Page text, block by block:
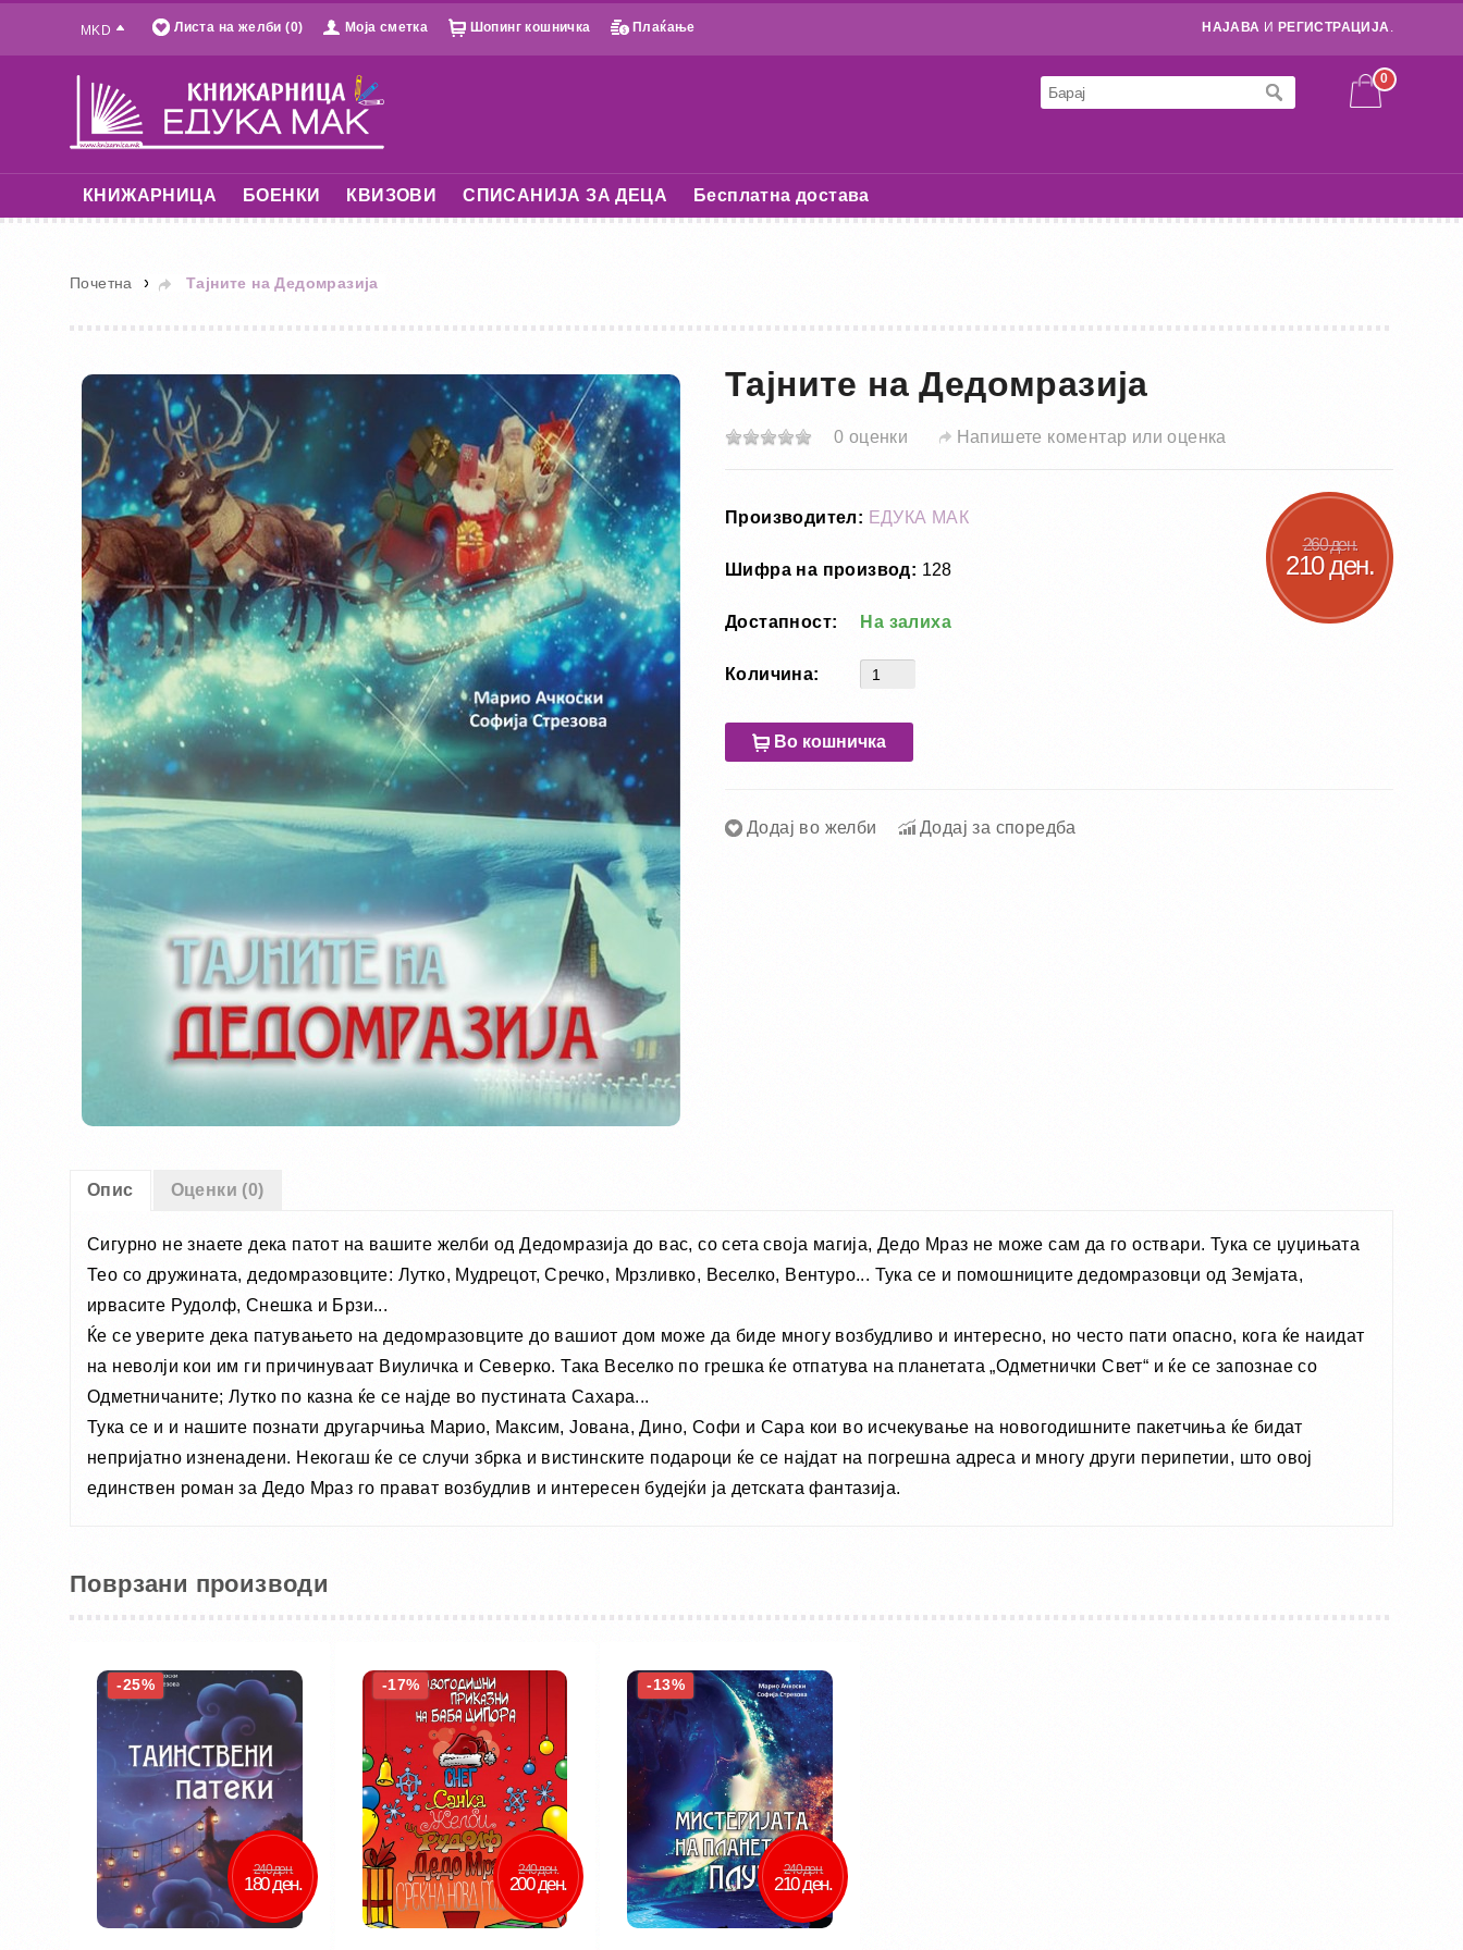
MKD НАЈАВА И РЕГИСТРАЦИЈА.
Листа на желби (0) Моја сметка Шопинг кошничка Плаќање
0
КНИЖАРНИЦА БОЕНКИ КВИЗОВИ СПИСАНИЈА ЗА ДЕЦА Бесплатна достава
Почетна » Тајните на Дедомразија
Тајните на Дедомразија
0 оценки Напишете коментар или оценка
260 ден.
210 ден.
Производител: ЕДУКА МАК
Шифра на производ: 128
Достапност: На залиха
Количина:
Во кошничка
Додај во желби Додај за споредба
Опис Оценки (0)
Сигурно не знаете дека патот на вашите желби од Дедомразија до вас, со сета своја магија, Дедо Мраз не може сам да го оствари. Тука се џуџињата
Тео со дружината, дедомразовците: Лутко, Мудрецот, Сречко, Мрзливко, Веселко, Вентуро... Тука се и помошниците дедомразовци од Земјата,
ирвасите Рудолф, Снешка и Брзи...
Ќе се уверите дека патувањето на дедомразовците до вашиот дом може да биде многу возбудливо и интересно, но често пати опасно, кога ќе наидат
на неволји кои им ги причинуваат Виуличка и Северко. Така Веселко по грешка ќе отпатува на планетата „Одметнички Свет“ и ќе се запознае со
Одметничаните; Лутко по казна ќе се најде во пустината Сахара...
Тука се и и нашите познати другарчиња Марио, Максим, Јована, Дино, Софи и Сара кои во исчекување на новогодишните пакетчиња ќе бидат
непријатно изненадени. Некогаш ќе се случи збрка и вистинските подароци ќе се најдат на погрешна адреса и многу други перипетии, што овој
единствен роман за Дедо Мраз го прават возбудлив и интересен будејќи ја детската фантазија.
Поврзани производи
-25%
240 ден.
180 ден.
-17%
240 ден.
200 ден.
-13%
240 ден.
210 ден.